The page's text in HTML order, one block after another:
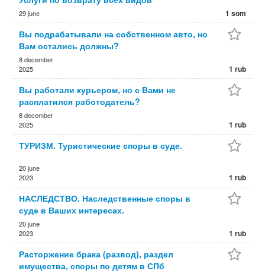
29 june 1 som
Вы подрабатывали на собственном авто, но
Вам остались должны?
8 december
2025
1 rub
Вы работали курьером, но с Вами не
расплатился работодатель?
8 december
2025
1 rub
ТУРИЗМ. Туристические споры в суде.
20 june
2023
1 rub
НАСЛЕДСТВО. Наследственные споры в
суде в Ваших интересах.
20 june
2023
1 rub
Расторжение брака (развод), раздел
имущества, споры по детям в СПб